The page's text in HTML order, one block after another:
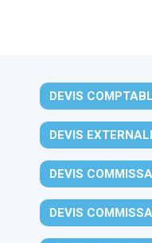
DEVIS
DEVIS
DEVIS
DEVIS